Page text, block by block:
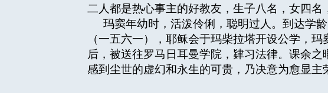
二人都是热心事主的好教友，生子八名，女四名
玛窦年幼时，活泼伶俐，聪明过人。到达学
（一五六一），耶稣会于玛柴拉塔开设公学，
后，被送往罗马日耳曼学院，肄习法律。课余
感到尘世的虚幻和永生的可贵，乃决意为愈显